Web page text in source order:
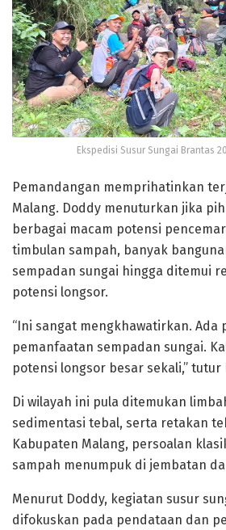
Ekspedisi Susur Sungai Brantas
Pemandangan memprihatinkan
Malang. Doddy menuturkan jika
berbagai macam potensi
timbulan sampah, banyak
sempadan sungai hingga ditemui
potensi longsor.
“Ini sangat mengkhawatirkan. Ada
pemanfaatan sempadan sungai.
potensi longsor besar sekali,” tutur
Di wilayah ini pula ditemukan
sedimentasi tebal, serta retakan
Kabupaten Malang, persoalan
sampah menumpuk di jembatan
Menurut Doddy, kegiatan susur
difokuskan pada pendataan dan